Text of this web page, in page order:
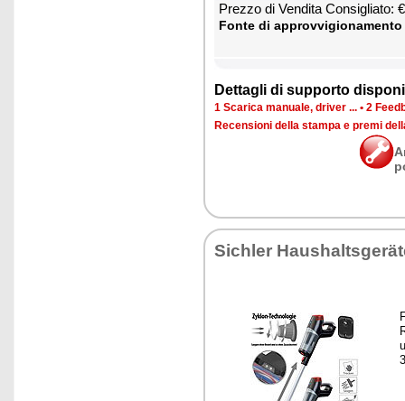
Prez­zo di Ven­di­ta Con­si­glia­to:
Fon­te di
Det­ta­gli di sup­por­to
1 Sca­ri­ca ma­nua­le, dri­ver ... • 2
Re­cen­sio­ni del­la stam­pa e pre­mi
Si­chler